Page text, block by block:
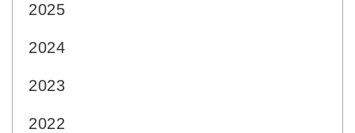
2025
2024
2023
2022